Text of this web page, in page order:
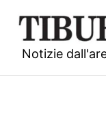
contenuto
Notizie